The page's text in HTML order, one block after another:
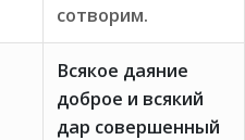
сотворим.
Всякое даяние
доброе и всякий
дар совершенный